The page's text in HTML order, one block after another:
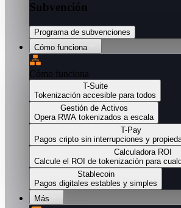
Subvención
Programa de subvenciones
Cómo funciona
Cómo funciona
T-Suite
Tokenización accesible para todos
Gestión de Activos
Opera RWA tokenizados a escala
T-Pay
Pagos cripto sin interrupciones y
Calculadora ROI
Calcule el ROI de tokenización para
Stablecoin
Pagos digitales estables y simples
Más